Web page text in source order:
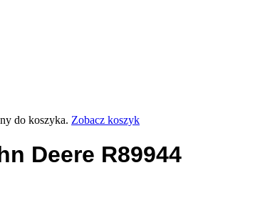
do koszyka. Zobacz koszyk
Deere R89944